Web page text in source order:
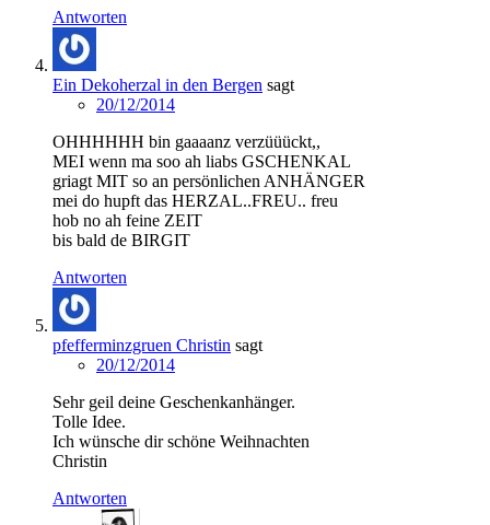
Antworten
Ein Dekoherzal in den Bergen sagt
20/12/2014
OHHHHHH bin gaaaanz verzüüückt,,
MEI wenn ma soo ah liabs GSCHENKAL
griagt MIT so an persönlichen ANHÄNGER
mei do hupft das HERZAL..FREU.. freu
hob no ah feine ZEIT
bis bald de BIRGIT
Antworten
pfefferminzgruen Christin sagt
20/12/2014
Sehr geil deine Geschenkanhänger.
Tolle Idee.
Ich wünsche dir schöne Weihnachten
Christin
Antworten